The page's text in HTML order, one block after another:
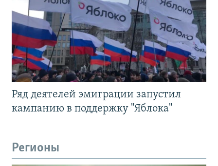
Ряд деятелей эмиграции запустил
кампанию в поддержку "Яблока"
Регионы